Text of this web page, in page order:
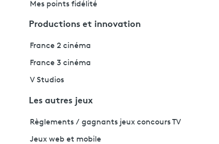
Mes points fidélité
Productions et innovation
France 2 cinéma
France 3 cinéma
V Studios
Les autres jeux
Règlements / gagnants jeux concours TV
Jeux web et mobile